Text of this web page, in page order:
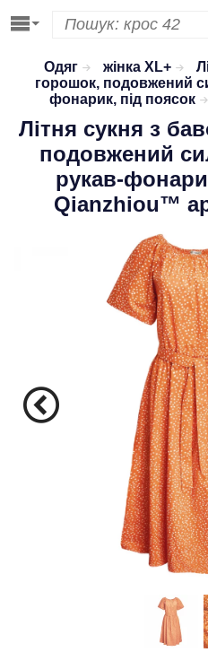
Одяг жінка XL+
горошок, подовжений
фонарик, під поясок
Літня сукня з
подовжений
рукав-
Qianzhiou™